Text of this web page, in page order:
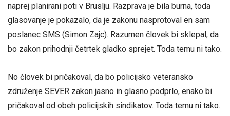
naprej planirani poti v Bruslju. Razprava je bila burna, toda
glasovanje je pokazalo, da je zakonu nasprotoval en sam
poslanec SMS (Simon Zajc). Razumen človek bi sklepal, da
bo zakon prihodnji četrtek gladko sprejet. Toda temu ni tako.
No človek bi pričakoval, da bo policijsko veteransko
združenje SEVER zakon jasno in glasno podprlo, enako bi
pričakoval od obeh policijskih sindikatov. Toda temu ni tako.